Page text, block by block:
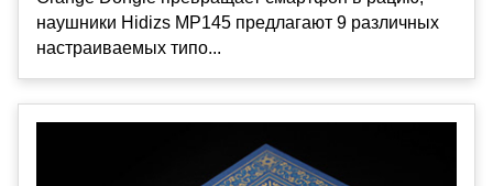
наушники Hidizs MP145 предлагают 9 различных
настраиваемых типо...